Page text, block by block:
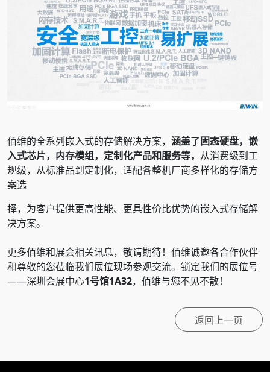
佰维的全系列嵌入式的存储解决方案， 涵盖了固态硬盘，嵌
入式芯片，内存模组，定制化产品和服务等， 从消费级到工
规级，从标准品到定制化，适配各整机厂商多样化的存储方
案选
择，为客户提供更高性能、更具性价比优势的嵌入式存储解
决方案。
更多佰维和展会相关讯息，敬请期待！佰维诚邀各合作伙伴
和尊敬的您莅临我们展位现场参观交流。锁定我们的展位号
——深圳会展中心1号馆1A32，佰维与您不见不散！
返回上一页